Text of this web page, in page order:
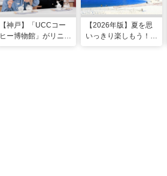
【神戸】「UCCコー
ヒー博物館」がリニュ
【2026年版】夏を思
いっきり楽しもう！関